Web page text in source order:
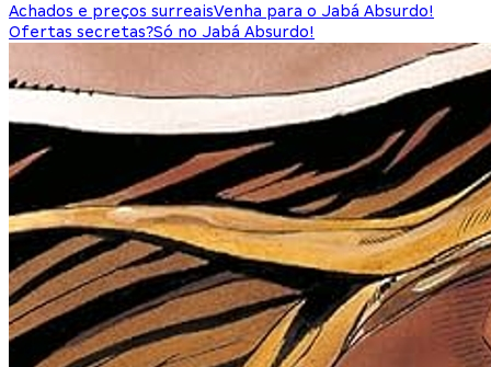
Achados e preços surreaisVenha para o Jabá Absurdo!
Ofertas secretas?Só no Jabá Absurdo!